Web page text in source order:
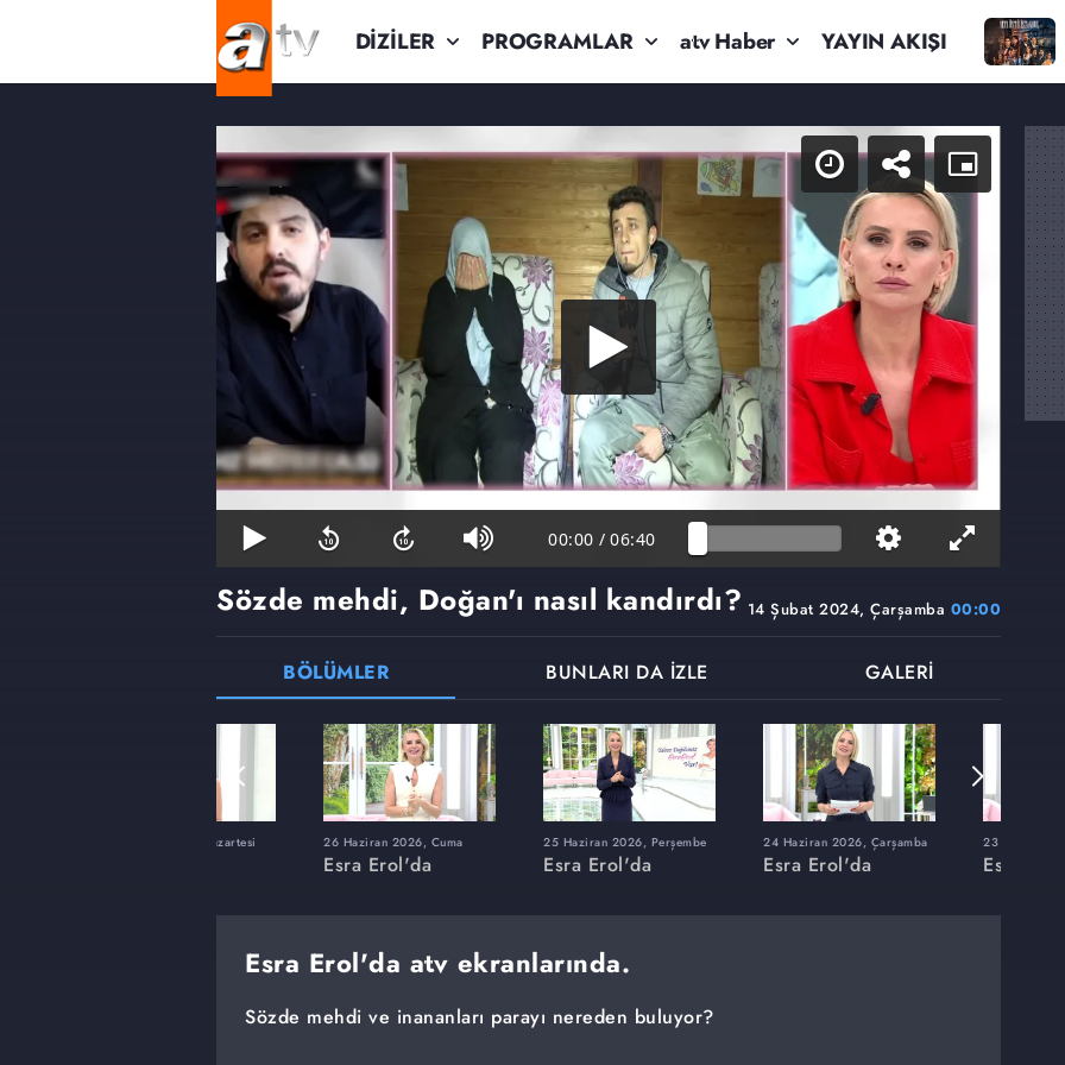
DİZİLER PROGRAMLAR atv Haber YAYIN AKIŞI
00:00 / 06:40
14 Şubat 2024, Çarşamba 00:00
Sözde mehdi, Doğan'ı nasıl kandırdı?
BÖLÜMLER BUNLARI DA İZLE GALERİ
8 Haziran 2026, Pazartesi 26 Haziran 2026, Cuma
Esra Erol'da
25 Haziran 2026, Perşembe
Esra Erol'da
24 Haziran 2026, Çarşamba
Esra Erol'da
23 Haziran
Esra
Esra Erol'da atv ekranlarında.
Sözde mehdi ve inananları parayı nereden buluyor?